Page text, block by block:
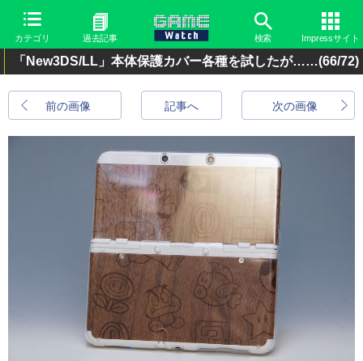
カテゴリ 過去記事 検索 Impressサイト
「New3DS/LL」本体保護カバー各種を試したが……(66/72)
前の画像 次の画像
記事へ